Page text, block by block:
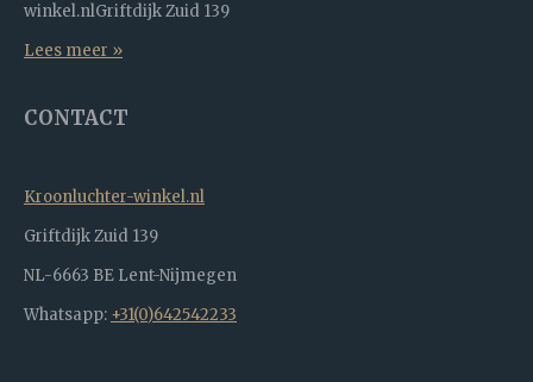
winkel.nlGriftdijk Zuid 139
Lees meer »
CONTACT
Kroonluchter-winkel.nl
Griftdijk Zuid 139
NL-6663 BE Lent-Nijmegen
Whatsapp: +31(0)642542233